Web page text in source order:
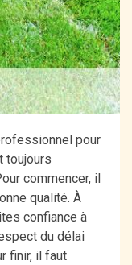
pour
toujours
commencer, il
qualité. À
confiance à
du délai
finir, il faut